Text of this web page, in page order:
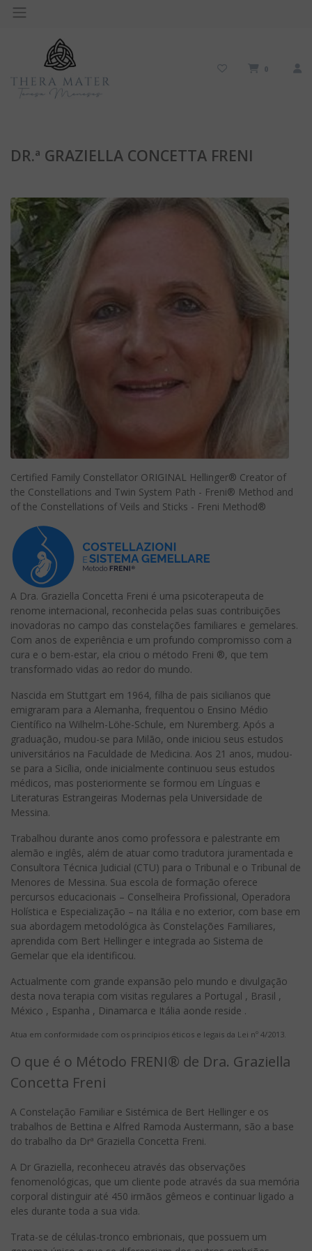
0
DR.ª GRAZIELLA CONCETTA FRENI
Certified Family Constellator ORIGINAL Hellinger® Creator of
the Constellations and Twin System Path - Freni® Method and
of the Constellations of Veils and Sticks - Freni Method®
A Dra. Graziella Concetta Freni é uma psicoterapeuta de
renome internacional, reconhecida pelas suas contribuições
inovadoras no campo das constelações familiares e gemelares.
Com anos de experiência e um profundo compromisso com a
cura e o bem-estar, ela criou o método Freni ®, que tem
transformado vidas ao redor do mundo.
Nascida em Stuttgart em 1964, filha de pais sicilianos que
emigraram para a Alemanha, frequentou o Ensino Médio
Científico na Wilhelm-Löhe-Schule, em Nuremberg. Após a
graduação, mudou-se para Milão, onde iniciou seus estudos
universitários na Faculdade de Medicina. Aos 21 anos, mudou-
se para a Sicília, onde inicialmente continuou seus estudos
médicos, mas posteriormente se formou em Línguas e
Literaturas Estrangeiras Modernas pela Universidade de
Messina.
Trabalhou durante anos como professora e palestrante em
alemão e inglês, além de atuar como tradutora juramentada e
Consultora Técnica Judicial (CTU) para o Tribunal e o Tribunal de
Menores de Messina. Sua escola de formação oferece
percursos educacionais – Conselheira Profissional, Operadora
Holística e Especialização – na Itália e no exterior, com base em
sua abordagem metodológica às Constelações Familiares,
aprendida com Bert Hellinger e integrada ao Sistema de
Gemelar que ela identificou.
Actualmente com grande expansão pelo mundo e divulgação
desta nova terapia com visitas regulares a Portugal , Brasil ,
México , Espanha , Dinamarca e Itália aonde reside .
Atua em conformidade com os princípios éticos e legais da Lei nº 4/2013.
O que é o Método FRENI® de Dra. Graziella
Concetta Freni
A Constelação Familiar e Sistémica de Bert Hellinger e os
trabalhos de Bettina e Alfred Ramoda Austermann, são a base
do trabalho da Drª Graziella Concetta Freni.
A Dr Graziella, reconheceu através das observações
fenomenológicas, que um cliente pode através da sua memória
corporal distinguir até 450 irmãos gêmeos e continuar ligado a
eles durante toda a sua vida.
Trata-se de células-tronco embrionais, que possuem um